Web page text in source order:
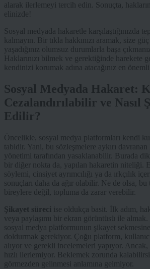
alarak ilerlemeyi tercih edin. Sonuçta,
elinizde!
Sosyal medyada hakaretle karşılaştığınızda
kalmayın. Bir tıkla hakkınızı aramak, size
yaşadığınız olumsuz durumlarla başa
Haklarınızı bilmek ve gerektiğinde harekete
kendinizi korumak adına atacağınız en
Sosyal Medyada Hakaret:
Cezalandırılabilir ve Nasıl
Edilir?
Öncelikle, sosyal medya platformları kendi
tabidir. Yani, bu sözleşmelere aykırı
yönetimi tarafından yasaklanabilir. Burada
bir diğer nokta da, yapılan hakaretin niteliği.
söylemi, cinsiyet ayrımcılığı ya da ırkçılık
sonuçları daha da ağır olabilir. Ne de olsa, bu
bireylere değil, topluma da zarar verebilir.
Şikayet süreci ise oldukça basit. İlk adım,
veya paylaşımı bir ekran görüntüsü ile almak.
sosyal medya platformunun şikayet
doldurmak gerekiyor. Çoğu platform,
alıyor ve gerekli incelemeleri yapıyor. Ancak,
hızlı ilerlemiyor. Beklemek zorunda
görmezden gelinmesi anlamına gelmiyor.